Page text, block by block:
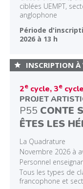
ciblées UEMPT,
anglophone
Période
2026 à 13 h
2e cycle, 3e cycle
PROJET
P55 CONTE
ÊTES LES
La Quadrature
Novembre 2026 à
Personnel
Tous les types de
francophone et
INSCRIPTION À